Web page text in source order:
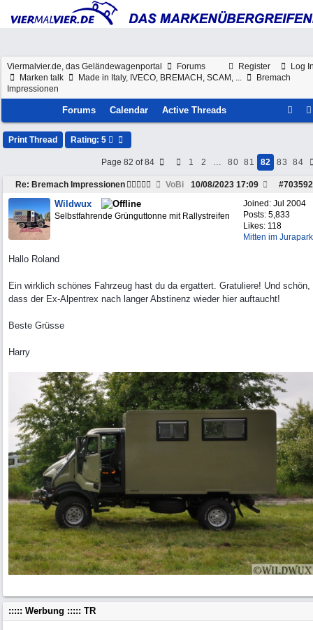
Register Log
Viermalvier.de, das Geländewagenportal
Forums
Marken talk
Made in Italy, IVECO, BREMACH, SCAM, ...
Bremach
Impressionen
Forums Calendar Active Threads
Print Thread Rating: 5
Page 82 of 84 1 2 … 80 81 82 83 84
Re: Bremach Impressionen VoBi #703592
10/08/2023 17:09
Joined: Jul 2004
Posts: 5,833
Likes: 118
Mitten im Jurapark
Wildwux
Selbstfahrende Grünguttonne mit Rallystreifen
Hallo Roland
Ein wirklich schönes Fahrzeug hast du da ergattert. Gratuliere! Und schön,
dass der Ex-Alpentrex nach langer Abstinenz wieder hier auftaucht!
Beste Grüsse
Harry
::::: Werbung ::::: TR